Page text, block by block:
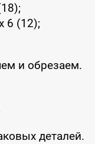
6 (12);
и обрезаем.
деталей.